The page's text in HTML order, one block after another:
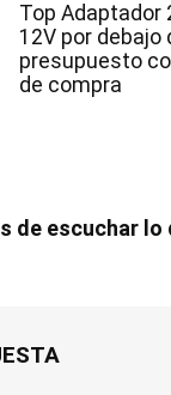
Top Adaptador
12V por debajo
presupuesto
de compra
de escuchar lo